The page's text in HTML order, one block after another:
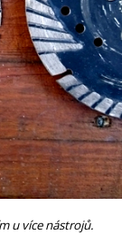
u více nástrojů.